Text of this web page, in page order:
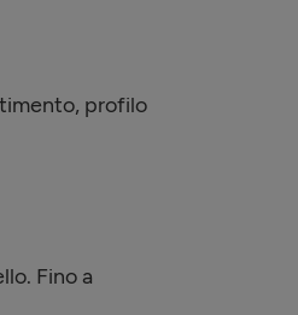
profilo
Fino a